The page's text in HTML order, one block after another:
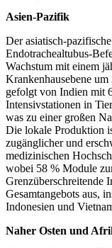
Asien-Pazifik
Der asiatisch-
Endotrachealtubus-
Wachstum mit einem
Krankenhausebene
gefolgt von Indien mit
Intensivstationen in
was zu einer großen
Die lokale Produktion
zugänglicher und
medizinischen
wobei 58 % Module
Grenzüberschreitende
Gesamtangebots aus,
Indonesien und
Naher Osten und